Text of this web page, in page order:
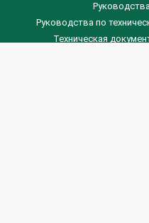
Руководства по
Техническая